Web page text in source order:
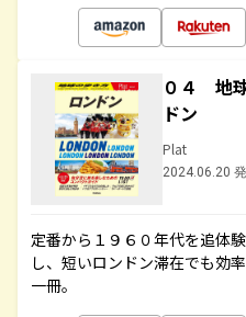
０４ 地
ドン
Plat
2024.06.20
定番から１９６０年代を追体
し、短いロンドン滞在でも効
一冊。